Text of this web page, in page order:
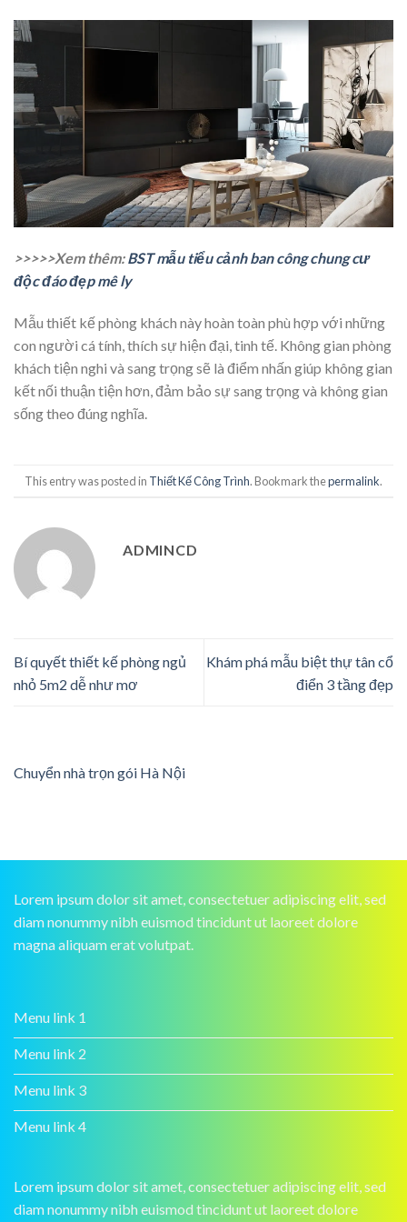
>>>>>Xem thêm:BST mẫu tiểu cảnh ban công chung cư
độc đáo đẹp mê ly
Mẫu thiết kế phòng khách này hoàn toàn phù hợp với những
con người cá tính, thích sự hiện đại, tinh tế. Không gian phòng
khách tiện nghi và sang trọng sẽ là điểm nhấn giúp không gian
kết nối thuận tiện hơn, đảm bảo sự sang trọng và không gian
sống theo đúng nghĩa.
This entry was posted in Thiết Kế Công Trình. Bookmark thepermalink.
ADMINCD
Bí quyết thiết kế phòng ngủ
nhỏ 5m2 dễ như mơ
Khám phá mẫu biệt thự tân cổ
điển 3 tầng đẹp
Chuyển nhà trọn gói Hà Nội
Lorem ipsum dolor sit amet, consectetuer adipiscing elit, sed
diam nonummy nibh euismod tincidunt ut laoreet dolore
magna aliquam erat volutpat.
Menu link 1
Menu link 2
Menu link 3
Menu link 4
Lorem ipsum dolor sit amet, consectetuer adipiscing elit, sed
diam nonummy nibh euismod tincidunt ut laoreet dolore